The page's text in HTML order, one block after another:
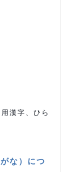
漢字、ひら
な）につ